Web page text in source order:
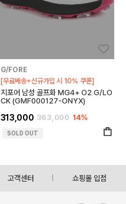
G/FORE
[무료배송+신규가입 시 10% 쿠폰]
지포어 남성 골프화 MG4+ O2 G/LO
CK (GMF000127-ONYX)
313,000 363,000 14%
SOLD OUT
고객센터 쇼핑몰 입점